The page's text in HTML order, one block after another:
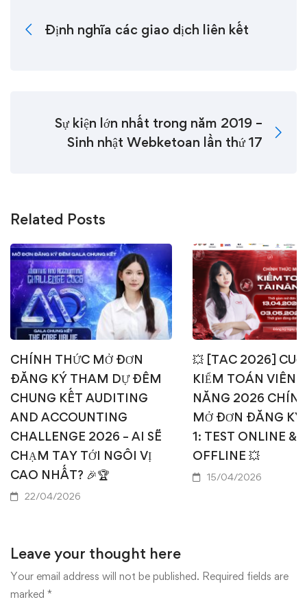
Định nghĩa các giao dịch liên kết
Sự kiện lớn nhất trong năm 2019 –
Sinh nhật Webketoan lần thứ 17
Related Posts
CHÍNH THỨC MỞ ĐƠN
ĐĂNG KÝ THAM DỰ ĐÊM
CHUNG KẾT AUDITING
AND ACCOUNTING
CHALLENGE 2026 – AI SẼ
CHẠM TAY TỚI NGÔI VỊ
CAO NHẤT? 🎉🏆
22/04/2026
💥 [TAC 2026]
KIỂM TOÁN VIÊN
NĂNG 2026
MỞ ĐƠN ĐĂNG KÝ
1: TEST ONLINE &
OFFLINE 💥
15/04/2026
Leave your thought here
Your email address will not be published. Required fields are
marked *